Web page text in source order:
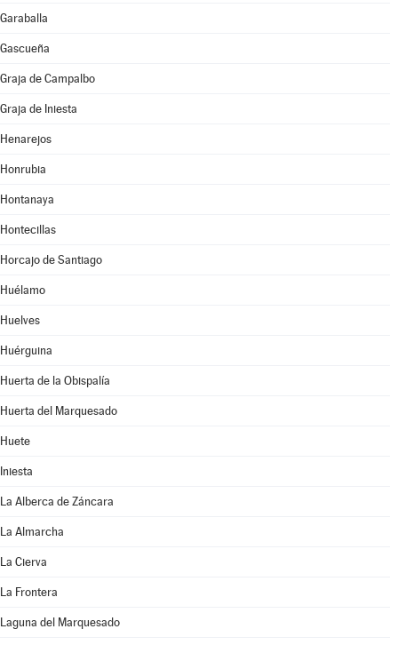
Garaballa
Gascueña
Graja de Campalbo
Graja de Iniesta
Henarejos
Honrubia
Hontanaya
Hontecillas
Horcajo de Santiago
Huélamo
Huelves
Huérguina
Huerta de la Obispalía
Huerta del Marquesado
Huete
Iniesta
La Alberca de Záncara
La Almarcha
La Cierva
La Frontera
Laguna del Marquesado